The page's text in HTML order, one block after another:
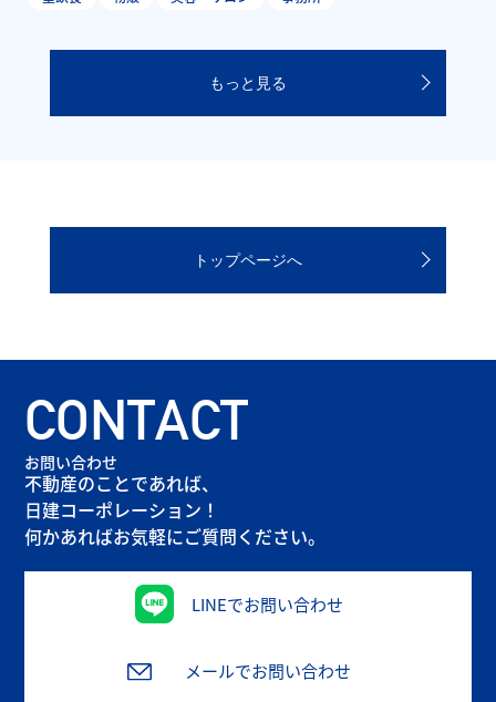
もっと見る
トップページへ
CONTACT
お問い合わせ
不動産のことであれば、
日建コーポレーション！
何かあればお気軽にご質問ください。
LINEでお問い合わせ
メールでお問い合わせ